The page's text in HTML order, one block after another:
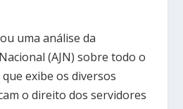
uma análise da
(AJN) sobre todo o
exibe os diversos
o direito dos servidores